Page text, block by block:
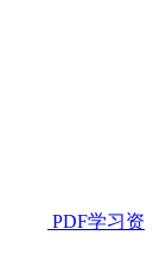
PDF学习资